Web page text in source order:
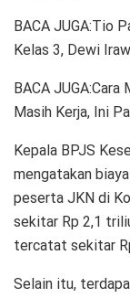
BACA JUGA:Tio
Kelas 3, Dewi
BACA
Masih Kerja, Ini
Kepala BPJS
mengatakan
peserta JKN di
sekitar Rp 2,1
tercatat sekitar
Selain itu,